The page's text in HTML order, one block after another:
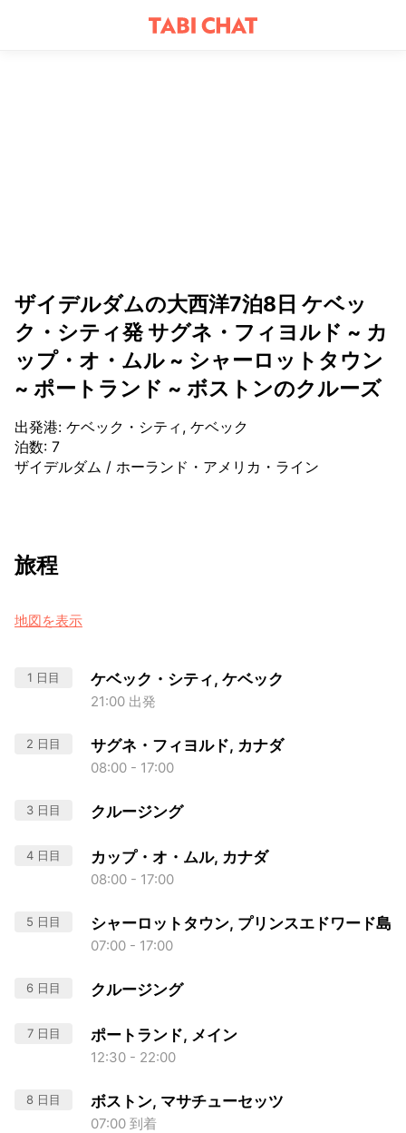
ザイデルダムの大西洋7泊8日 ケベッ
ク・シティ発 サグネ・フィヨルド ~ カ
ップ・オ・ムル ~ シャーロットタウン
~ ポートランド ~ ボストンのクルーズ
出発港: ケベック・シティ, ケベック
泊数: 7
ザイデルダム / ホーランド・アメリカ・ライン
旅程
地図を表示
1 日目 ケベック・シティ, ケベック
21:00 出発
2 日目 サグネ・フィヨルド, カナダ
08:00 - 17:00
3 日目 クルージング
4 日目 カップ・オ・ムル, カナダ
08:00 - 17:00
5 日目 シャーロットタウン, プリンスエドワード島
07:00 - 17:00
6 日目 クルージング
7 日目 ポートランド, メイン
12:30 - 22:00
8 日目 ボストン, マサチューセッツ
07:00 到着